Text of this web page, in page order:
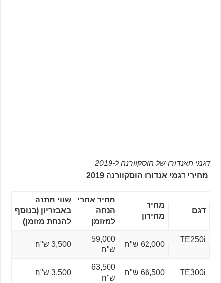
דגמי האנדורו של הוסקוורנה ל-2019
מחירי דגמי אנדורו הוסקוורנה 2019
דגם
מחיר
מחירון
מחיר אחרי
הנחה
למזומן
שווי מתנה
באבזריון (בנוסף
להנחת מזומן)
TE250i
62,000 ש"ח
59,000
ש"ח
3,500 ש"ח
TE300i 66,500 ש"ח
63,500
ש"ח
3,500 ש"ח